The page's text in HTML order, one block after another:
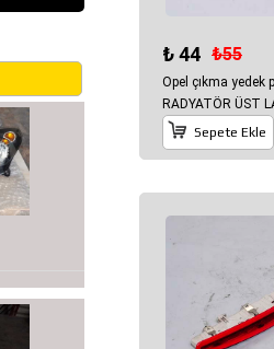
₺ 44 ₺55
Opel çıkma yedek
RADYATÖR ÜST
Sepete Ekle